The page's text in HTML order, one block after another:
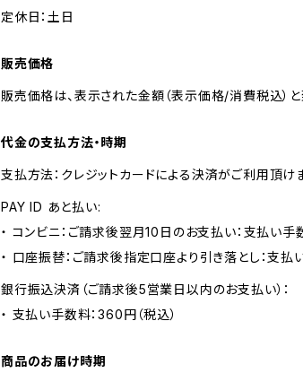
定休日：土日
販売価格
販売価格は、表示された金額（表示価格/消費税込）と
代金の支払方法・時期
支払方法：クレジットカードによる決済がご利用頂け
PAY ID あと払い:
・ コンビニ：ご請求後翌月10日のお支払い：支払い手
・ 口座振替：ご請求後指定口座より引き落とし：支払
銀行振込決済（ご請求後5営業日以内のお支払い）：
・ 支払い手数料：360円（税込）
商品のお届け時期